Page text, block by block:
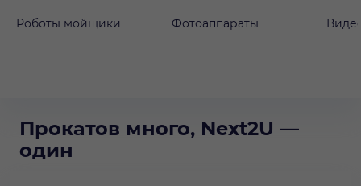
Роботы мойщики Фотоаппараты
Прокатов много, Next2U —
один